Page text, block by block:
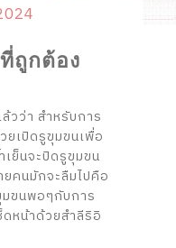
ถูกต้อง
วว่า สำหรับการ
ยเปิดรูขุมขนเพื่อ
ย็นจะปิดรูขุมขน
คนมักจะลืมไปคือ
ขนพอๆกับการ
ดหน้าด้วยสำลีริอิ